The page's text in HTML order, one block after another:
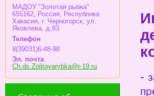
МАДОУ "Золотая рыбка"
655162, Россия, Республика
Хакасия, г. Черногорск, ул.
Яковлева, д.83
Телефон
8(39031)6-48-98
Эл. почта
Ch.ds.Zoljtayarybka@r-19.ru
-